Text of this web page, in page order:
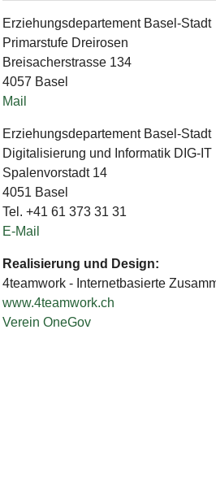
Erziehungsdepartement Basel-Stadt
Primarstufe Dreirosen
Breisacherstrasse 134
4057 Basel
Mail
Erziehungsdepartement Basel-Stadt
Digitalisierung und Informatik DIG-IT
Spalenvorstadt 14
4051 Basel
Tel. +41 61 373 31 31
E-Mail
Realisierung und Design:
4teamwork - Internetbasierte
www.4teamwork.ch
Verein OneGov